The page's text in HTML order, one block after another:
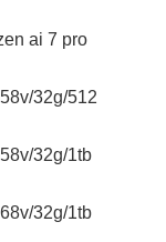
ai 7 pro
32g/512
32g/1tb
32g/1tb